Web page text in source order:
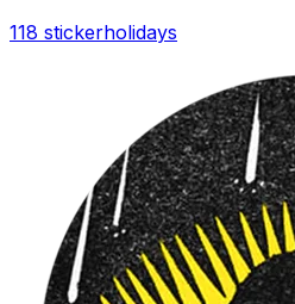
118 stickerholidays